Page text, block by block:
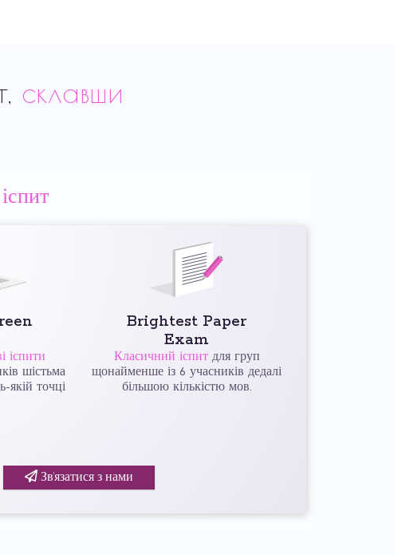
склавши
іспити
шістьма
якій точці
Brightest Paper
Exam
Класичний іспит для груп
щонайменше із 6 учасників дедалі
більшою кількістю мов.
Зв’язатися з нами